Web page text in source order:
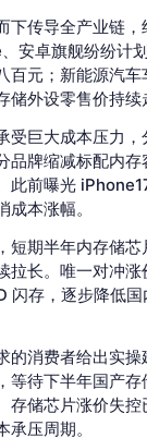
下传导全产业链
安卓旗舰纷纷计
百元；新能源汽
储外设零售价持续
受巨大成本压力
品牌缩减标配内
此前曝光
成本涨幅。
短期半年内存储
拉长。唯一对冲
闪存，逐步降低
的消费者给出实
等待下半年国产
存储芯片涨价失
承压周期。